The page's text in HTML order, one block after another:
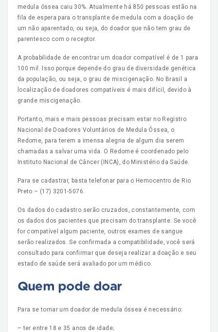
medula óssea caiu 30%. Atualmente há 850 pessoas estão na
fila de espera para o transplante de medula com a doação de
um não aparentado, ou seja, do doador que não tem grau de
parentesco com o receptor.
A probabilidade de encontrar um doador compatível é de 1 para
100 mil. Isso porque depende do grau de diversidade genética
da população, ou seja, o grau de miscigenação. No Brasil a
localização de doadores compatíveis é mais difícil, devido à
grande miscigenação.
Portanto, mais e mais pessoas precisam estar no Registro
Nacional de Doadores Voluntários de Medula Óssea, o
Redome, para terem a imensa alegria de algum dia serem
chamadas a salvar uma vida. O Redome é coordenado pelo
Instituto Nacional de Câncer (INCA), do Ministério da Saúde.
Para se cadastrar, basta telefonar para o Hemocentro de Rio
Preto – (17) 3201-5076.
Os dados do cadastro serão cruzados, constantemente, com
os dados dos pacientes que precisam do transplante. Se você
for compatível algum paciente, outros exames de sangue
serão realizados. Se confirmada a compatibilidade, você será
consultado para confirmar que deseja realizar a doação e seu
estado de saúde será avaliado por um médico.
Quem pode doar
Para se tornar um doador de medula óssea é necessário:
– ter entre 18 e 35 anos de idade;